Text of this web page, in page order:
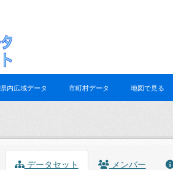
県内広域データ 市町村データ 地図で見る
データセット メンバー